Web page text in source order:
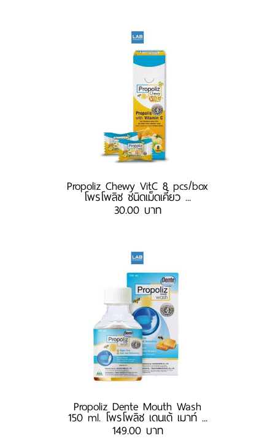
Propoliz Chewy VitC 8 pcs/box
โพรโพลิซ ชนิดเม็ดเคี้ยว ...
30.00 บาท
Propoliz Dente Mouth Wash
150 ml. โพรโพลิซ เดนเต้ เมาท์ ...
149.00 บาท